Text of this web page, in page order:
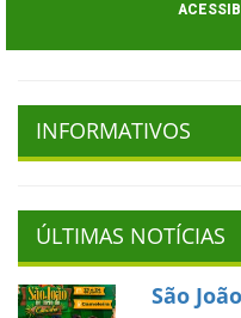
INFORMATIVOS
ÚLTIMAS NOTÍCIAS
São